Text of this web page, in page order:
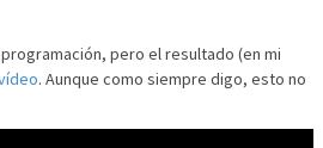
pero el resultado (en mi
. Aunque como siempre digo, esto no